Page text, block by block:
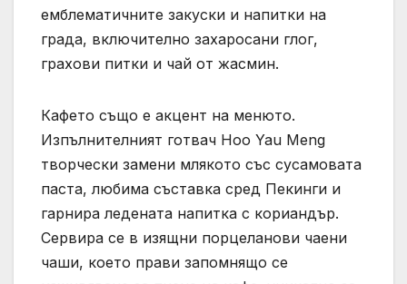
емблематичните закуски и напитки на
града, включително захаросани глог,
грахови питки и чай от жасмин.
Кафето също е акцент на менюто.
Изпълнителният готвач Hoo Yau Meng
творчески замени млякото със сусамовата
паста, любима съставка сред Пекинги и
гарнира ледената напитка с кориандър.
Сервира се в изящни порцеланови чаени
чаши, което прави запомнящо се